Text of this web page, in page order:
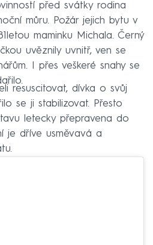
před svátky rodina
můru. Požár jejich bytu v
maminku Michala. Černý
uvěznily uvnitř, ven se
I přes veškeré snahy se
resuscitovat, dívka o svůj
se ji stabilizovat. Přesto
letecky přepravena do
je dříve usměvavá a